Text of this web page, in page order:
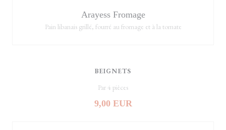
Arayess Fromage
Pain libanais grillé, fourré au fromage et à la tomate
BEIGNETS
Par 4 pièces
9,00 EUR